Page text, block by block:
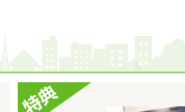
ンキングで
ンキングで
になりまし
ランキングで 1位になりまし
ングで1位になりました！
ンキングで
になりまし